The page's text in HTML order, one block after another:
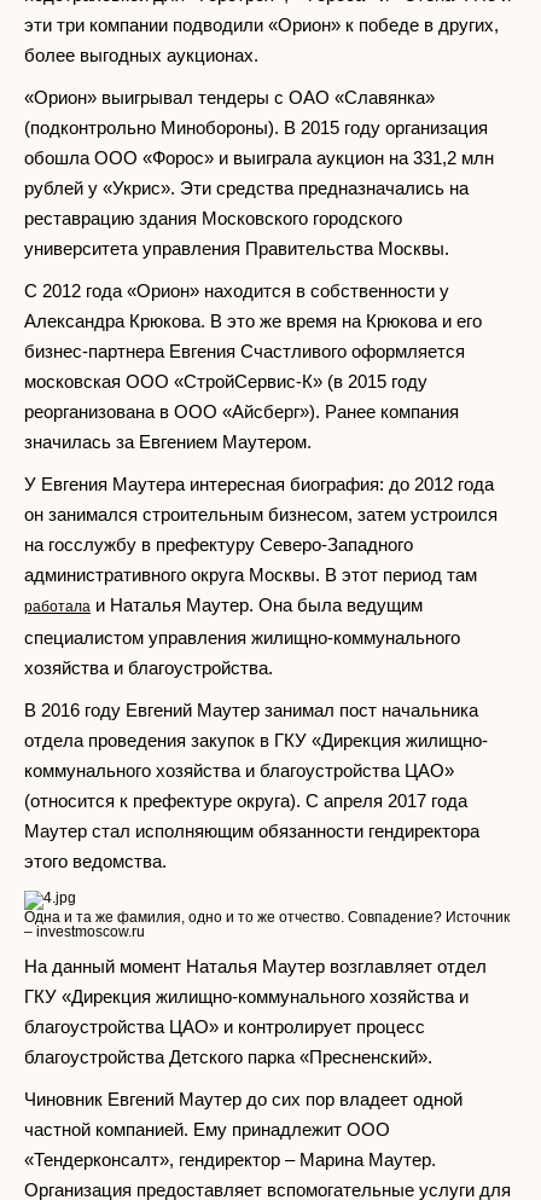
эти три компании подводили «Орион» к победе в других,
более выгодных аукционах.
«Орион» выигрывал тендеры с ОАО «Славянка»
(подконтрольно Минобороны). В 2015 году организация
обошла ООО «Форос» и выиграла аукцион на 331,2 млн
рублей у «Укрис». Эти средства предназначались на
реставрацию здания Московского городского
университета управления Правительства Москвы.
С 2012 года «Орион» находится в собственности у
Александра Крюкова. В это же время на Крюкова и его
бизнес-партнера Евгения Счастливого оформляется
московская ООО «СтройСервис-К» (в 2015 году
реорганизована в ООО «Айсберг»). Ранее компания
значилась за Евгением Маутером.
У Евгения Маутера интересная биография: до 2012 года
он занимался строительным бизнесом, затем устроился
на госслужбу в префектуру Северо-Западного
административного округа Москвы. В этот период там
работала и Наталья Маутер. Она была ведущим
специалистом управления жилищно-коммунального
хозяйства и благоустройства.
В 2016 году Евгений Маутер занимал пост начальника
отдела проведения закупок в ГКУ «Дирекция жилищно-
коммунального хозяйства и благоустройства ЦАО»
(относится к префектуре округа). С апреля 2017 года
Маутер стал исполняющим обязанности гендиректора
этого ведомства.
Одна и та же фамилия, одно и то же отчество. Совпадение? Источник
– investmoscow.ru
На данный момент Наталья Маутер возглавляет отдел
ГКУ «Дирекция жилищно-коммунального хозяйства и
благоустройства ЦАО» и контролирует процесс
благоустройства Детского парка «Пресненский».
Чиновник Евгений Маутер до сих пор владеет одной
частной компанией. Ему принадлежит ООО
«Тендерконсалт», гендиректор – Марина Маутер.
Организация предоставляет вспомогательные услуги для